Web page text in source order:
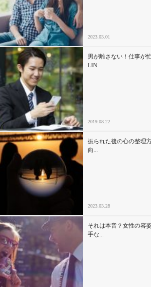
2023.03.01
男が離さない！仕事が
LIN...
2019.08.22
振られた後の心の整理
向...
2023.03.28
それは本音？女性の容
手な...